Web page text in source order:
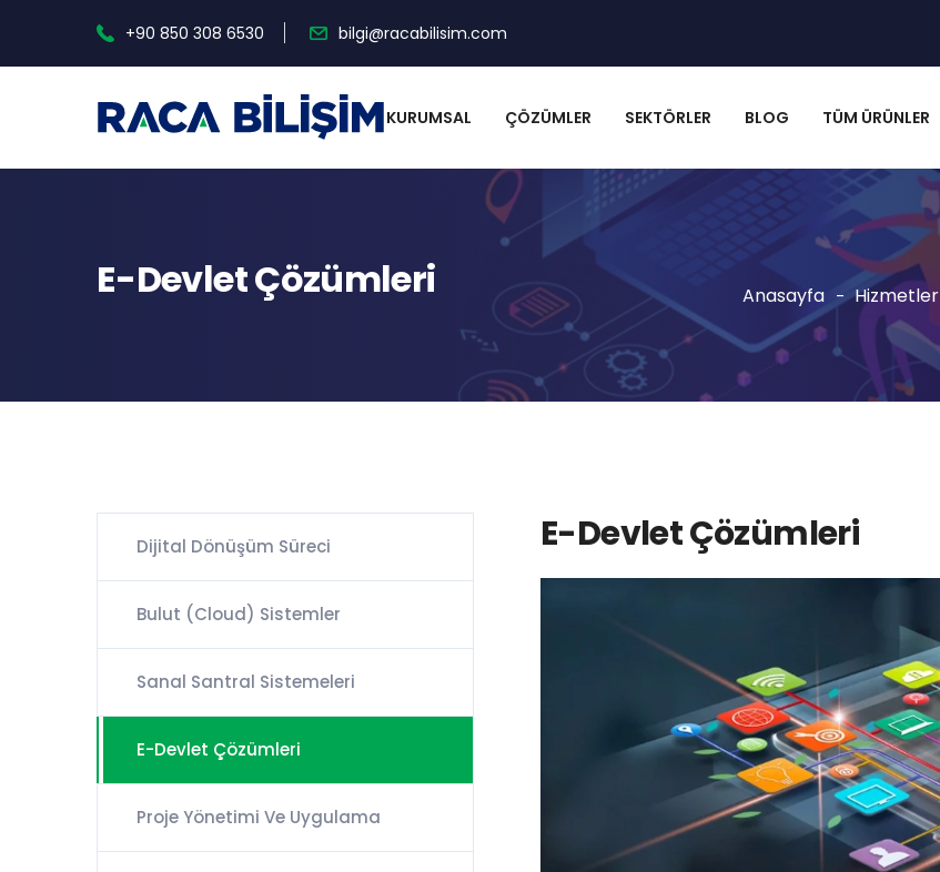
+90 850 308 6530 bilgi@racabilisim.com
KURUMSAL ÇÖZÜMLER SEKTÖRLER BLOG TÜM ÜRÜNLER
E-Devlet Çözümleri Anasayfa Hizmetler
Dijital Dönüşüm Süreci
Bulut (Cloud) Sistemler
Sanal Santral Sistemeleri
E-Devlet Çözümleri
Proje Yönetimi Ve Uygulama
E-Devlet Çözümleri